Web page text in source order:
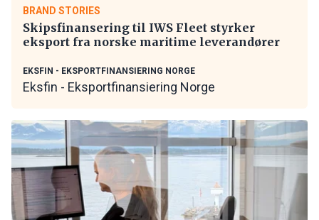
BRAND STORIES
Skipsfinansering til IWS Fleet styrker
eksport fra norske maritime leverandører
EKSFIN - EKSPORTFINANSIERING NORGE
Eksfin - Eksportfinansiering Norge